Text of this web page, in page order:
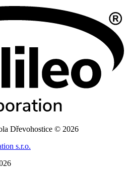
Dřevohostice © 2026
s.r.o.